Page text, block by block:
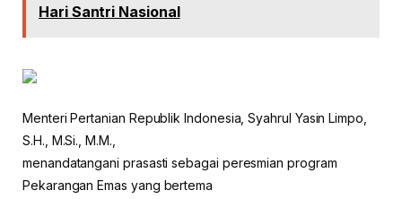
Hari Santri Nasional
Menteri Pertanian Republik Indonesia, Syahrul Yasin Limpo,
S.H., M.Si., M.M.,
menandatangani prasasti sebagai peresmian program
Pekarangan Emas yang bertema